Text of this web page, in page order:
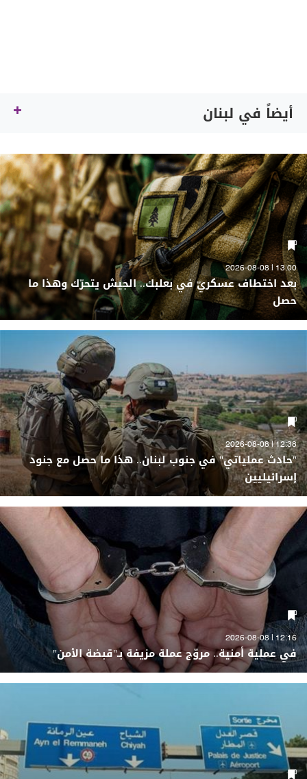
أيضاً في لبنان
13:00 | 2026-08-08
بعد اختطاف عسكريّ في بعلبك.. الجيش يتحرّك وهذا ما
حصل
12:38 | 2026-08-08
"حادث عملياتي" في جنوب لبنان.. هذا ما حصل مع جنود
إسرائيليين
12:16 | 2026-08-08
في عملية أمنية.. مروّج عملة مزيفة بـ"قبضة الأمن"